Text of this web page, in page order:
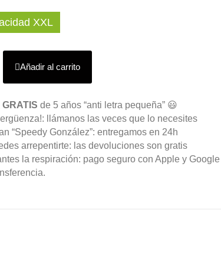
XXL
Añadir al carrito
GRATIS de 5 años “anti letra pequeña” 😃
llámanos las veces que lo necesites
“Speedy González”: entregamos en 24h
arrepentirte: las devoluciones son gratis
la respiración: pago seguro con Apple y